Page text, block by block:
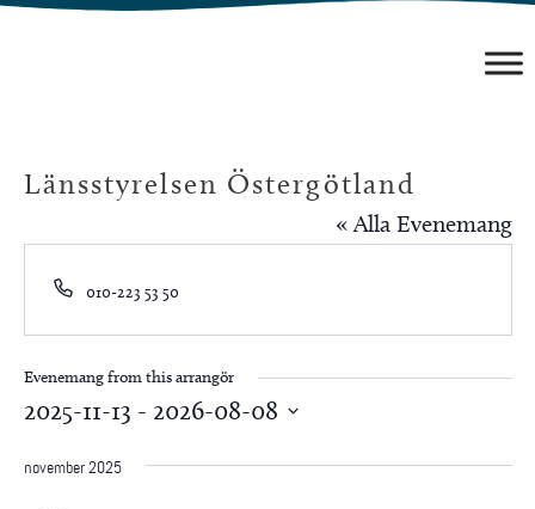
Hoppa
Länsstyrelsen Östergötland
« Alla Evenemang
Phone
010-223 53 50
Evenemang from this arrangör
2025-11-13 - 2026-08-08
november 2025